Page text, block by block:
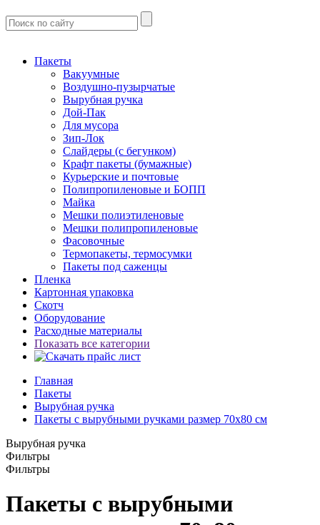
Пакеты
Вакуумные
Воздушно-пузырчатые
Вырубная ручка
Дой-Пак
Для мусора
Зип-Лок
Слайдеры (с бегунком)
Крафт пакеты (бумажные)
Курьерские и почтовые
Полипропиленовые и БОПП
Майка
Мешки полиэтиленовые
Мешки полипропиленовые
Фасовочные
Термопакеты, термосумки
Пакеты под саженцы
Пленка
Картонная упаковка
Скотч
Оборудование
Расходные материалы
Показать все категории
Главная
Пакеты
Вырубная ручка
Пакеты с вырубными ручками размер 70x80 см
Вырубная ручка
Фильтры
Фильтры
Пакеты с вырубными